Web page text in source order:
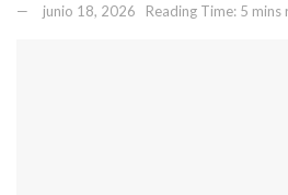
junio 18, 2026
Reading Time: 5 mins